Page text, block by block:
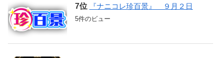
『ナニコレ珍百景』 ９月２日
5件のビュー